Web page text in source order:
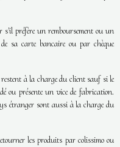
s'il préfère un remboursement ou un
sa carte bancaire ou par chèque
à la charge du client sauf si le
ou présente un vice de fabrication.
étranger sont aussi à la charge du
les produits par colissimo ou